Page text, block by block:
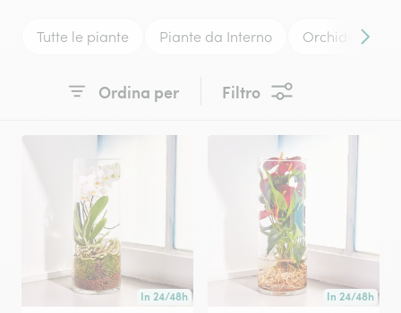
Tutte le piante Piante da Interno Orchidee
Ordina per Filtro
In 24/48h
Consegna disponibile in 24/48h o in data a tua scelta.
In 24/48h
Consegna